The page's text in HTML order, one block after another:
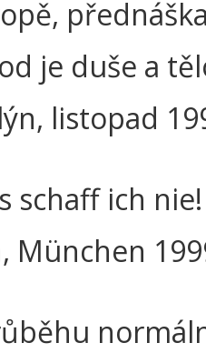
je duše a
listopad
schaff ich
München